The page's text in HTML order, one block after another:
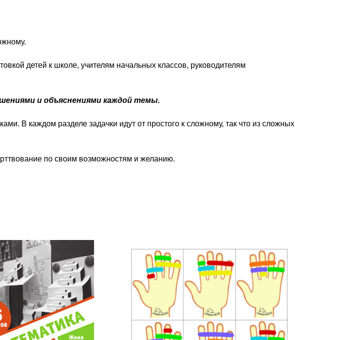
детей к школе, учителям начальных классов, руководителям
и объяснениями каждой темы.
В каждом разделе задачки идут от простого к сложному, так что из сложных
по своим возможностям и желанию.